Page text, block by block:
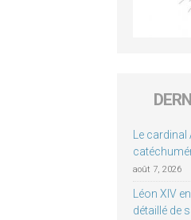
Le cardinal
août 7, 2026
Léon XIV
détaillé de